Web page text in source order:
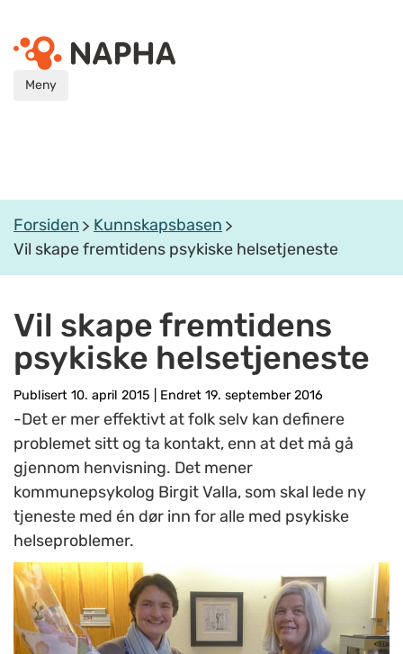
Meny
Forsiden
Kunnskapsbasen
Vil skape fremtidens psykiske helsetjeneste
Vil skape fremtidens
psykiske helsetjeneste
Publisert 10. april 2015 Endret 19. september 2016
-Det er mer effektivt at folk selv kan definere
problemet sitt og ta kontakt, enn at det må gå
gjennom henvisning. Det mener
kommunepsykolog Birgit Valla, som skal lede ny
tjeneste med én dør inn for alle med psykiske
helseproblemer.